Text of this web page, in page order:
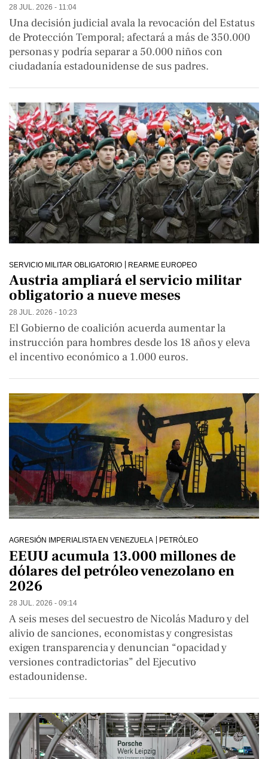
28 JUL. 2026 - 11:04
Una decisión judicial avala la revocación del Estatus
de Protección Temporal; afectará a más de 350.000
personas y podría separar a 50.000 niños con
ciudadanía estadounidense de sus padres.
SERVICIO MILITAR OBLIGATORIO REARME EUROPEO
Austria ampliará el servicio militar
obligatorio a nueve meses
28 JUL. 2026 - 10:23
El Gobierno de coalición acuerda aumentar la
instrucción para hombres desde los 18 años y eleva
el incentivo económico a 1.000 euros.
AGRESIÓN IMPERIALISTA EN VENEZUELA PETRÓLEO
EEUU acumula 13.000 millones de
dólares del petróleo venezolano en
2026
28 JUL. 2026 - 09:14
A seis meses del secuestro de Nicolás Maduro y del
alivio de sanciones, economistas y congresistas
exigen transparencia y denuncian “opacidad y
versiones contradictorias” del Ejecutivo
estadounidense.